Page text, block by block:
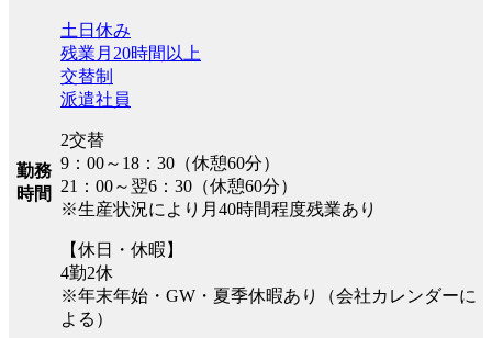
勤務
時間
土日休み
残業月20時間以上
交替制
派遣社員
2交替
9：00～18：30（休憩60分）
21：00～翌6：30（休憩60分）
※生産状況により月40時間程度残業あり
【休日・休暇】
4勤2休
※年末年始・GW・夏季休暇あり（会社カレンダーに
よる）